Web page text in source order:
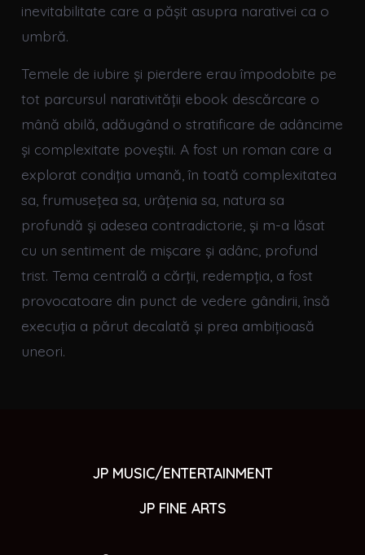
inevitabilitate care a pășit asupra narativei ca o
umbră.
Temele de iubire și pierdere erau împodobite pe
tot parcursul narativității ebook descărcare o
mână abilă, adăugând o stratificare de adâncime
și complexitate poveștii. A fost un roman care a
explorat condiția umană, în toată complexitatea
sa, frumusețea sa, urâțenia sa, natura sa
profundă și adesea contradictorie, și m-a lăsat
cu un sentiment de mișcare și adânc, profund
trist. Tema centrală a cărții, redempția, a fost
provocatoare din punct de vedere gândirii, însă
execuția a părut decalată și prea ambițioasă
uneori.
JP MUSIC/ENTERTAINMENT
JP FINE ARTS